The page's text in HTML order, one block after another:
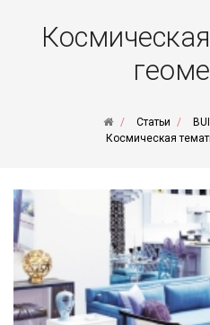
Статьи
Космическая